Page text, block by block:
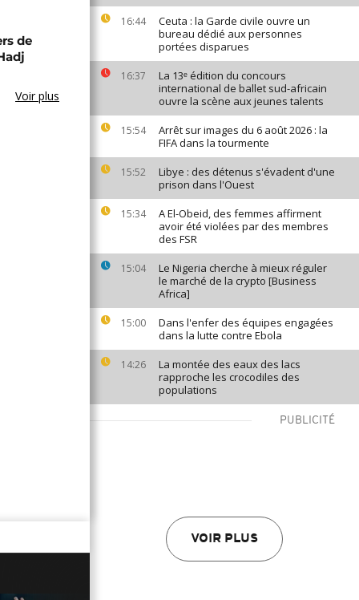
16:44
Ceuta : la Garde civile ouvre un
bureau dédié aux personnes
portées disparues
16:37
La 13ᵉ édition du concours
international de ballet sud-africain
ouvre la scène aux jeunes talents
15:54
Arrêt sur images du 6 août 2026 : la
FIFA dans la tourmente
15:52
Libye : des détenus s'évadent d'une
prison dans l'Ouest
15:34
A El-Obeid, des femmes affirment
avoir été violées par des membres
des FSR
15:04
Le Nigeria cherche à mieux réguler
le marché de la crypto [Business
Africa]
15:00
Dans l'enfer des équipes engagées
dans la lutte contre Ebola
14:26
La montée des eaux des lacs
rapproche les crocodiles des
populations
PUBLICITÉ
VOIR PLUS
de
Voir plus